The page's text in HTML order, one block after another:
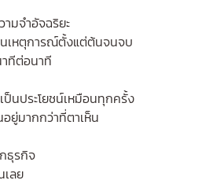
มจำอัจฉริยะ
เหตุการณ์ตั้งแต่ต้นจนจบ
ทีต่อนาที
ป็นประโยชน์เหมือนทุกครั้ง
อยู่มากกว่าที่ตาเห็น
ธุรกิจ
ลย